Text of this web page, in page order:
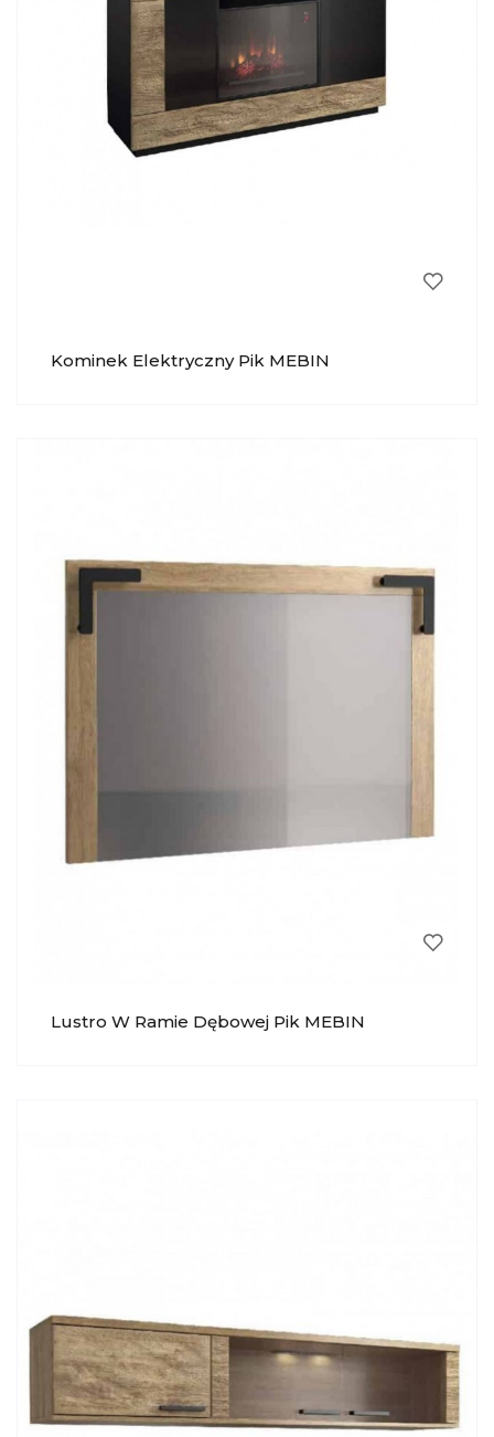
Kominek Elektryczny Pik MEBIN
Lustro W Ramie Dębowej Pik MEBIN